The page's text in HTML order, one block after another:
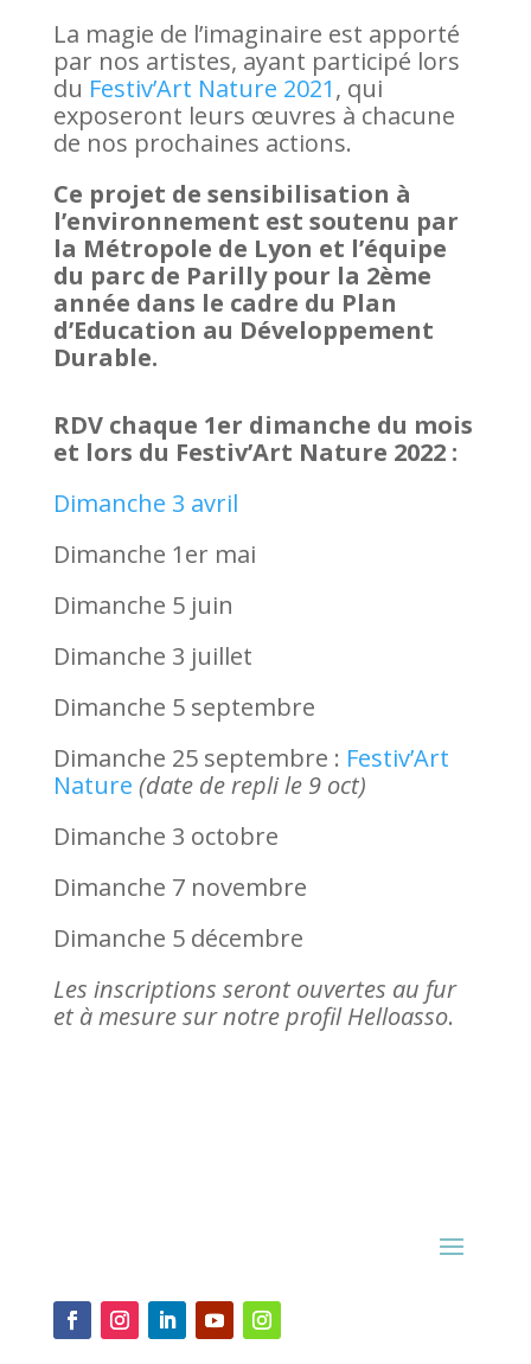
La magie de l’imaginaire est apporté
par nos artistes, ayant participé lors
du Festiv’Art Nature 2021, qui
exposeront leurs œuvres à chacune
de nos prochaines actions.
Ce projet de sensibilisation à
l’environnement est soutenu par
la Métropole de Lyon et l’équipe
du parc de Parilly pour la 2ème
année dans le cadre du Plan
d’Education au Développement
Durable.
RDV chaque 1er dimanche du mois
et lors du Festiv’Art Nature 2022 :
Dimanche 3 avril
Dimanche 1er mai
Dimanche 5 juin
Dimanche 3 juillet
Dimanche 5 septembre
Dimanche 25 septembre : Festiv’Art
Nature (date de repli le 9 oct)
Dimanche 3 octobre
Dimanche 7 novembre
Dimanche 5 décembre
Les inscriptions seront ouvertes au fur
et à mesure sur notre profil Helloasso.